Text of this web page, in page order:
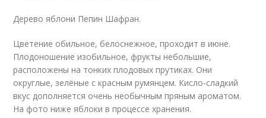
Дерево яблони Пепин Шафран.
Цветение обильное, белоснежное, проходит в июне.
Плодоношение изобильное, фрукты небольшие,
расположены на тонких плодовых прутиках. Они
округлые, зелёные с красным румянцем. Кисло-сладкий
вкус дополняется очень необычным пряным ароматом.
На фото ниже яблоки в процессе хранения.